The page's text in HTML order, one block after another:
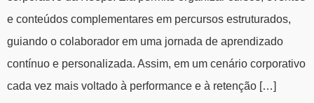
e conteúdos complementares em percursos estruturados,
guiando o colaborador em uma jornada de aprendizado
contínuo e personalizada. Assim, em um cenário corporativo
cada vez mais voltado à performance e à retenção […]